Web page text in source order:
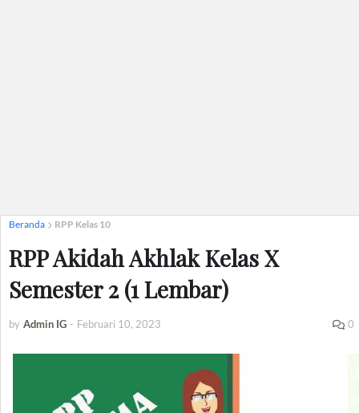
Beranda RPP Kelas 10
RPP Akidah Akhlak Kelas X
Semester 2 (1 Lembar)
by Admin IG - Februari 10, 2023 0